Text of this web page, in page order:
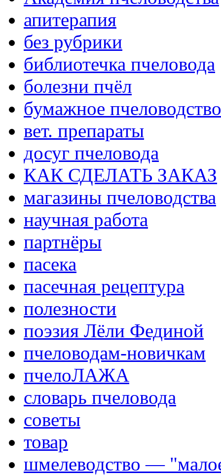
апитерапия
без рубрики
библиотечка пчеловода
болезни пчёл
бумажное пчеловодство
вет. препараты
досуг пчеловода
КАК СДЕЛАТЬ ЗАКАЗ
магазины пчеловодства
научная работа
партнёры
пасека
пасечная рецептура
полезности
поэзия Лёли Фединой
пчеловодам-новичкам
пчелоЛАЖА
словарь пчеловода
советы
товар
шмелеводство —